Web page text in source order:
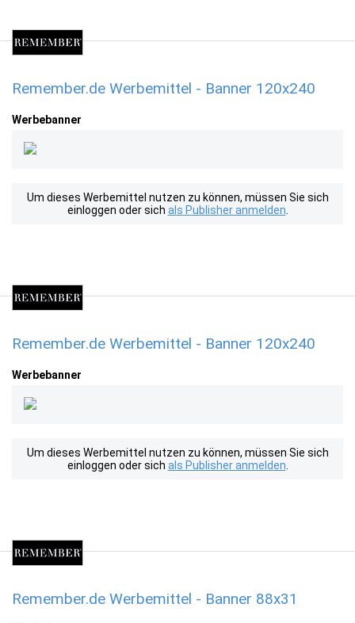
Remember.de Werbemittel - Banner 120x240
Werbebanner
Um dieses Werbemittel nutzen zu können, müssen Sie sich
einloggen oder sich als Publisher anmelden
Remember.de Werbemittel - Banner 120x240
Werbebanner
Um dieses Werbemittel nutzen zu können, müssen Sie sich
einloggen oder sich als Publisher anmelden
Remember.de Werbemittel - Banner 88x31